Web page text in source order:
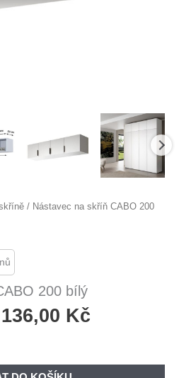
/ Nástavec na skříň CABO 200
200 bílý
Kč